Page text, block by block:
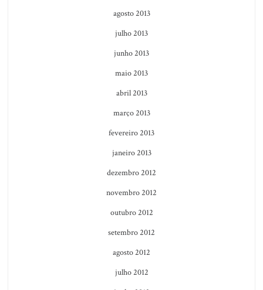
agosto 2013
julho 2013
junho 2013
maio 2013
abril 2013
março 2013
fevereiro 2013
janeiro 2013
dezembro 2012
novembro 2012
outubro 2012
setembro 2012
agosto 2012
julho 2012